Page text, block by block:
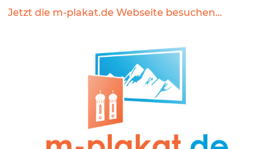
Jetzt die m-plakat.de Webseite besuchen…